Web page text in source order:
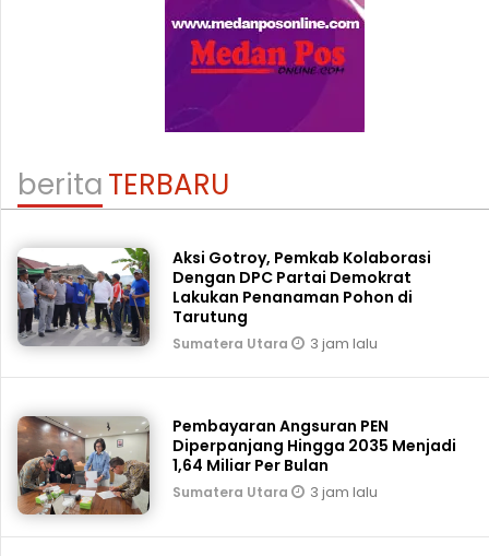
beritaTERBARU
Aksi Gotroy, Pemkab ‎Kolaborasi
Dengan DPC Partai Demokrat
Lakukan Penanaman Pohon di
Tarutung
Sumatera Utara 3 jam lalu
Pembayaran Angsuran PEN
Diperpanjang Hingga 2035 Menjadi
1,64 Miliar Per Bulan
Sumatera Utara 3 jam lalu